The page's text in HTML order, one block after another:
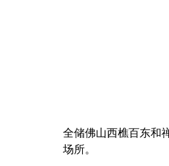
全储佛山西樵百东和
场所。